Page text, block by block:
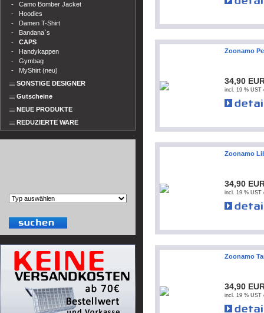
- Camo Bomber Jacket
- Hoodies
- Damen T-Shirt
- Bandana`s
- CAPS
- Handykappen
- Gymbag
- MyShirt (neu)
SONSTIGE DESIGNER
Gutscheine
NEUE PRODUKTE
REDUZIERTE WARE
Zoonamo
34,90
incl. 19 % UST
Zoonamo
34,90
incl. 19 % UST
Zoonamo
34,90
incl. 19 % UST